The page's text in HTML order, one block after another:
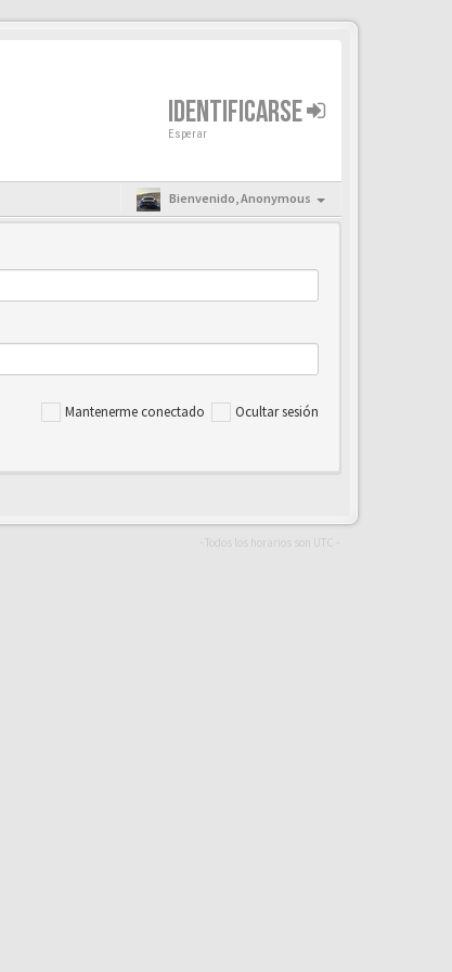
IDENTIFICARSE
Esperar
Bienvenido,Anonymous
Mantenerme conectado Ocultar sesión
- Todos los horarios son UTC